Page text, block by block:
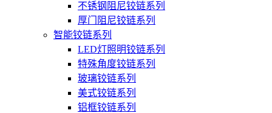
不锈钢阻尼铰链系列
厚门阻尼铰链系列
智能铰链系列
LED灯照明铰链系列
特殊角度铰链系列
玻璃铰链系列
美式铰链系列
铝框铰链系列